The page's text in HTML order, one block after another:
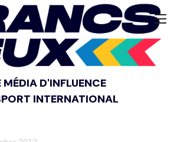
MÉDIA D'INFLUENCE
INTERNATIONAL